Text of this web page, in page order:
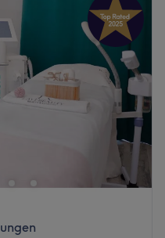
19:00
09:00–19:00
19:00
09:00–19:00
Geschlossen
Extraklasse? Dann bist
Wandsbek
Das hochqualifizierte
aus verschiedenen
und dennoch
buchst du dir einfach